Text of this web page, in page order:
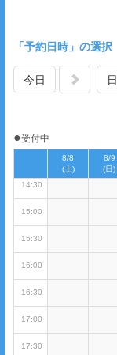
「予約日時」の選択
今日
●受付中
8/8
(土)
8/9
(日)
12:00
12:30
14:30
15:00
15:30
16:00
16:30
17:00
17:30